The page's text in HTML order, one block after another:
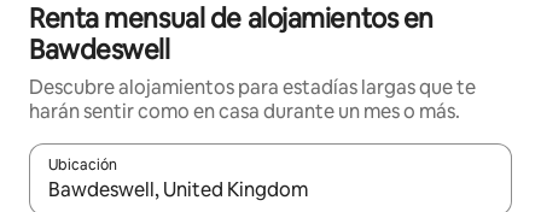
Renta mensual de alojamientos en
Bawdeswell
Descubre alojamientos para estadías largas que te
harán sentir como en casa durante un mes o más.
Ubicación
Cuando los resultados estén disponibles, navega con las